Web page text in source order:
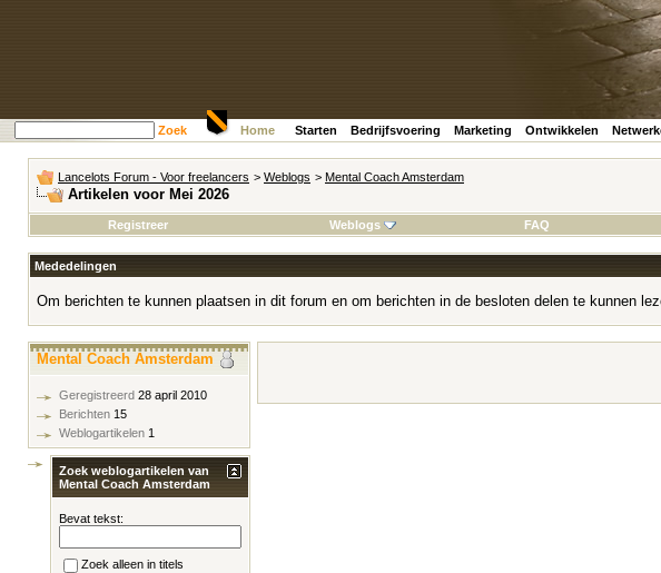
Zoek Home Starten Bedrijfsvoering Marketing Ontwikkelen
Lancelots Forum - Voor freelancers > Weblogs > Mental Coach Amsterdam
Artikelen voor Mei 2026
Registreer
Weblogs FAQ
Mededelingen
Om berichten te kunnen plaatsen in dit forum en om berichten in de besloten delen te kunnen
Mental Coach Amsterdam
Geregistreerd 28 april 2010
Berichten 15
Weblogartikelen 1
Zoek weblogartikelen van
Mental Coach Amsterdam
Bevat tekst:
Zoek alleen in titels